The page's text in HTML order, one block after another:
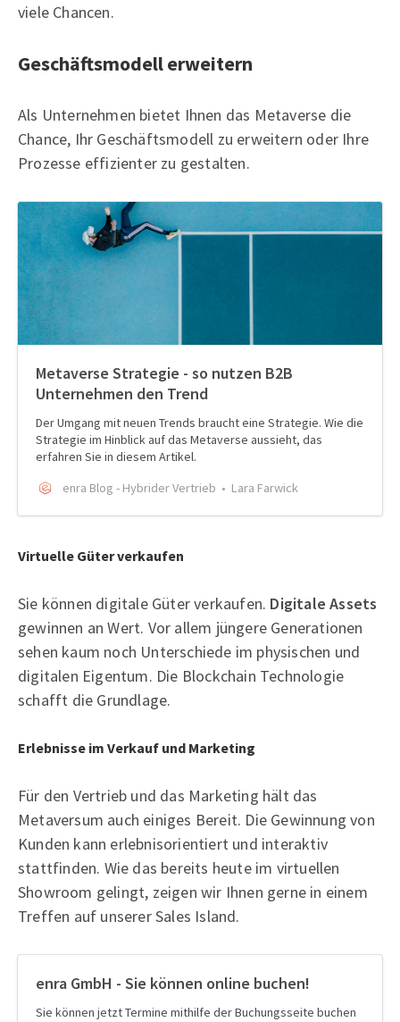
viele Chancen.
Geschäftsmodell erweitern
Als Unternehmen bietet Ihnen das Metaverse die
Chance, Ihr Geschäftsmodell zu erweitern oder Ihre
Prozesse effizienter zu gestalten.
Metaverse Strategie - so nutzen B2B
Unternehmen den Trend
Der Umgang mit neuen Trends braucht eine Strategie. Wie die
Strategie im Hinblick auf das Metaverse aussieht, das
erfahren Sie in diesem Artikel.
enra Blog - Hybrider Vertrieb
Lara Farwick
Virtuelle Güter verkaufen
Sie können digitale Güter verkaufen. Digitale Assets
gewinnen an Wert. Vor allem jüngere Generationen
sehen kaum noch Unterschiede im physischen und
digitalen Eigentum. Die Blockchain Technologie
schafft die Grundlage.
Erlebnisse im Verkauf und Marketing
Für den Vertrieb und das Marketing hält das
Metaversum auch einiges Bereit. Die Gewinnung von
Kunden kann erlebnisorientiert und interaktiv
stattfinden. Wie das bereits heute im virtuellen
Showroom gelingt, zeigen wir Ihnen gerne in einem
Treffen auf unserer Sales Island.
enra GmbH - Sie können online buchen!
Sie können jetzt Termine mithilfe der Buchungsseite buchen